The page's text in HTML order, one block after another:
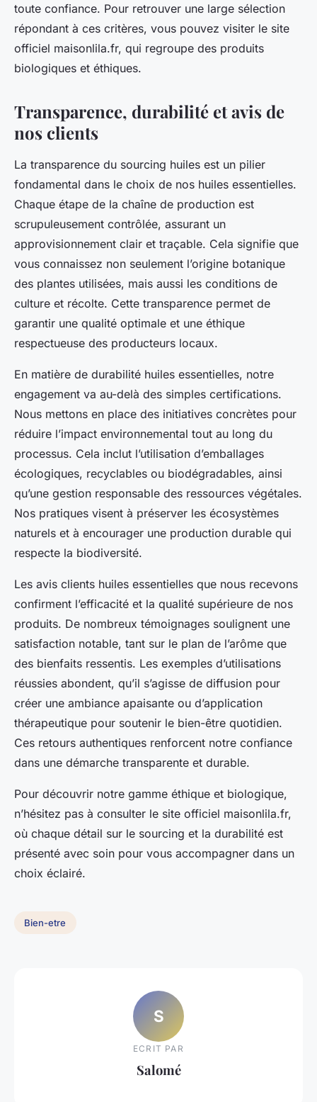
toute confiance. Pour retrouver une large sélection
répondant à ces critères, vous pouvez visiter le site
officiel maisonlila.fr, qui regroupe des produits
biologiques et éthiques.
Transparence, durabilité et avis de
nos clients
La transparence du sourcing huiles est un pilier
fondamental dans le choix de nos huiles essentielles.
Chaque étape de la chaîne de production est
scrupuleusement contrôlée, assurant un
approvisionnement clair et traçable. Cela signifie que
vous connaissez non seulement l’origine botanique
des plantes utilisées, mais aussi les conditions de
culture et récolte. Cette transparence permet de
garantir une qualité optimale et une éthique
respectueuse des producteurs locaux.
En matière de durabilité huiles essentielles, notre
engagement va au-delà des simples certifications.
Nous mettons en place des initiatives concrètes pour
réduire l’impact environnemental tout au long du
processus. Cela inclut l’utilisation d’emballages
écologiques, recyclables ou biodégradables, ainsi
qu’une gestion responsable des ressources végétales.
Nos pratiques visent à préserver les écosystèmes
naturels et à encourager une production durable qui
respecte la biodiversité.
Les avis clients huiles essentielles que nous recevons
confirment l’efficacité et la qualité supérieure de nos
produits. De nombreux témoignages soulignent une
satisfaction notable, tant sur le plan de l’arôme que
des bienfaits ressentis. Les exemples d’utilisations
réussies abondent, qu’il s’agisse de diffusion pour
créer une ambiance apaisante ou d’application
thérapeutique pour soutenir le bien-être quotidien.
Ces retours authentiques renforcent notre confiance
dans une démarche transparente et durable.
Pour découvrir notre gamme éthique et biologique,
n’hésitez pas à consulter le site officiel maisonlila.fr,
où chaque détail sur le sourcing et la durabilité est
présenté avec soin pour vous accompagner dans un
choix éclairé.
Bien-etre
S
ECRIT PAR
Salomé